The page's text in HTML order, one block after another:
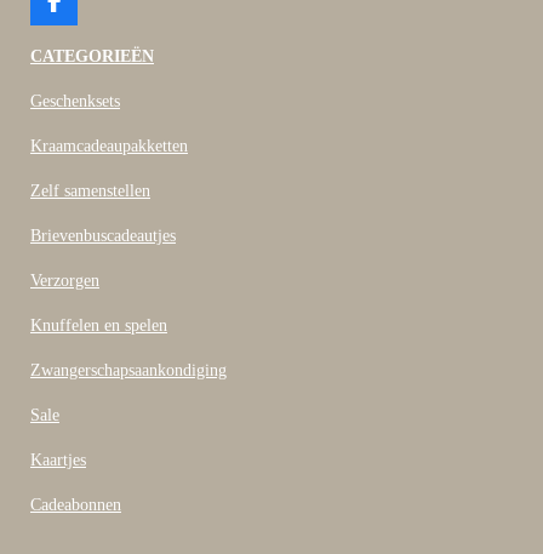
F
c
b
o
CATEGORIEËN
Geschenksets
Kraamcadeaupakketten
Zelf samenstellen
Brievenbuscadeautjes
Verzorgen
Knuffelen en spelen
Zwangerschapsaankondiging
Sale
Kaartjes
Cadeabonnen